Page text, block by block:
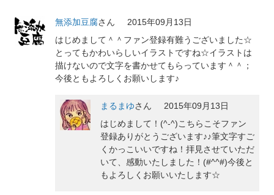
無添加豆腐さん
2015年09月13日
はじめまして＾＾ファン登録有難うございました☆
とってもかわいらしいイラストですね☆イラストは
描けないので文字を書かせてもらっています＾＾；
今後ともよろしくお願いします♪
まるまゆさん
2015年09月13日
はじめまして！(^-^)こちらこそファン
登録ありがとうございます♪♪筆文字すご
くかっこいいですね！拝見させていただ
いて、感動いたしました！(#^^#)今後と
もよろしくお願いいたします☆